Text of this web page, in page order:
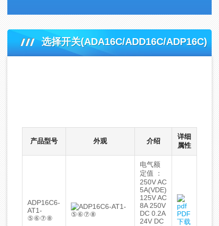
选择开关(ADA16C/ADD16C/ADP16C)
产品型号 外观 介绍
详细
属性
ADP16C6-
AT1-
⑤⑥⑦⑧
电气额
定值 ：
250V AC
5A(VDE)
125V AC
8A 250V
DC 0.2A
24V DC
PDF
下载